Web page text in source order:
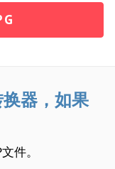
器，如果
件。